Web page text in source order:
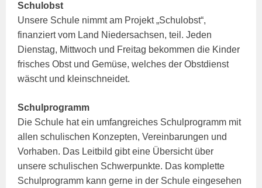
Schulobst
Unsere Schule nimmt am Projekt „Schulobst“,
finanziert vom Land Niedersachsen, teil. Jeden
Dienstag, Mittwoch und Freitag bekommen die Kinder
frisches Obst und Gemüse, welches der Obstdienst
wäscht und kleinschneidet.
Schulprogramm
Die Schule hat ein umfangreiches Schulprogramm mit
allen schulischen Konzepten, Vereinbarungen und
Vorhaben. Das Leitbild gibt eine Übersicht über
unsere schulischen Schwerpunkte. Das komplette
Schulprogramm kann gerne in der Schule eingesehen